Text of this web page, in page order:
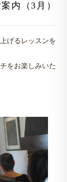
内（3月）
げるレッスンを
をお楽しみいた